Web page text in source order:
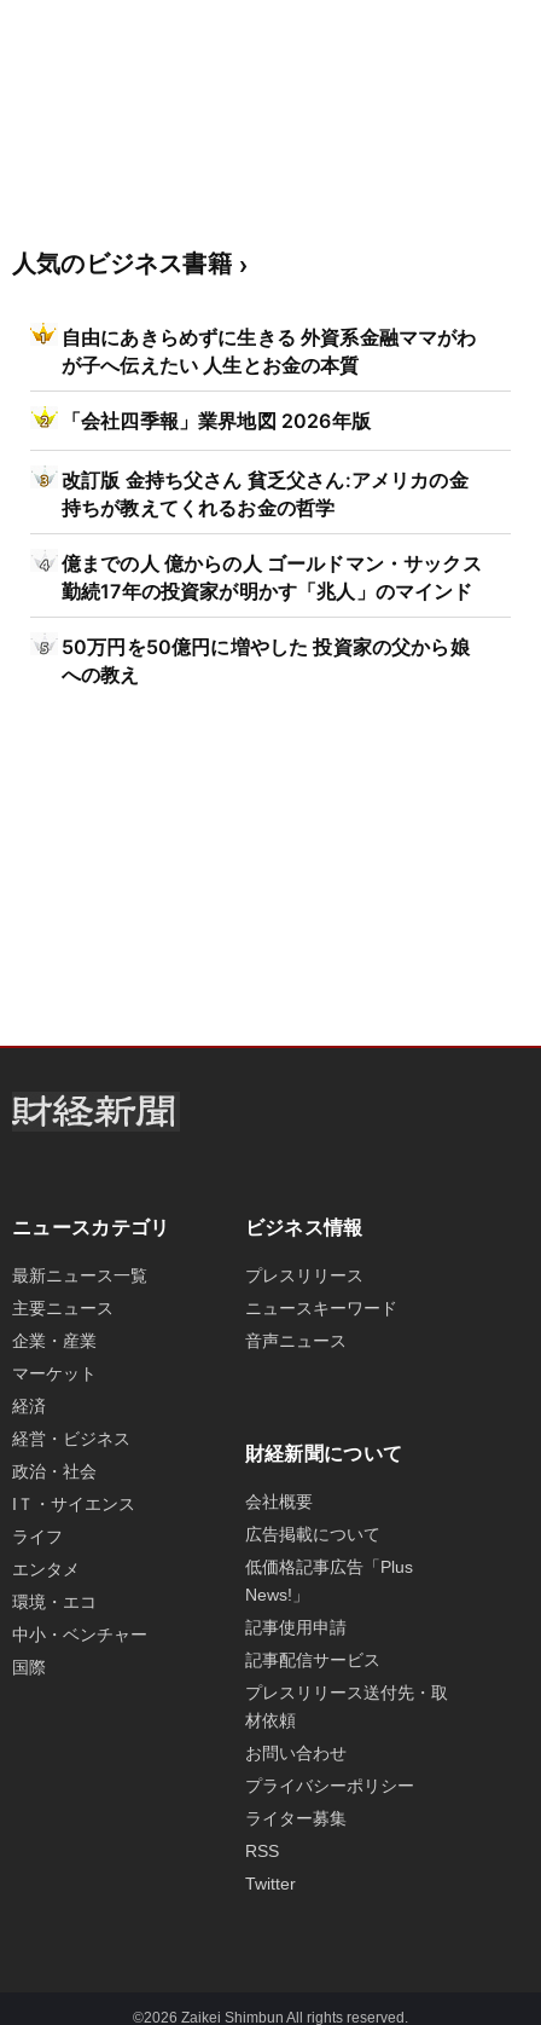
人気のビジネス書籍
自由にあきらめずに生きる 外資系金融ママがわ
が子へ伝えたい 人生とお金の本質
「会社四季報」業界地図 2026年版
改訂版 金持ち父さん 貧乏父さん:アメリカの金
持ちが教えてくれるお金の哲学
億までの人 億からの人 ゴールドマン・サックス
勤続17年の投資家が明かす「兆人」のマインド
50万円を50億円に増やした 投資家の父から娘
への教え
ニュースカテゴリ
最新ニュース一覧
主要ニュース
企業・産業
マーケット
経済
経営・ビジネス
政治・社会
IＴ・サイエンス
ライフ
エンタメ
環境・エコ
中小・ベンチャー
国際
ビジネス情報
プレスリリース
ニュースキーワード
音声ニュース
財経新聞について
会社概要
広告掲載について
低価格記事広告「Plus
News!」
記事使用申請
記事配信サービス
プレスリリース送付先・取
材依頼
お問い合わせ
プライバシーポリシー
ライター募集
RSS
Twitter
©2026 Zaikei Shimbun All rights reserved.